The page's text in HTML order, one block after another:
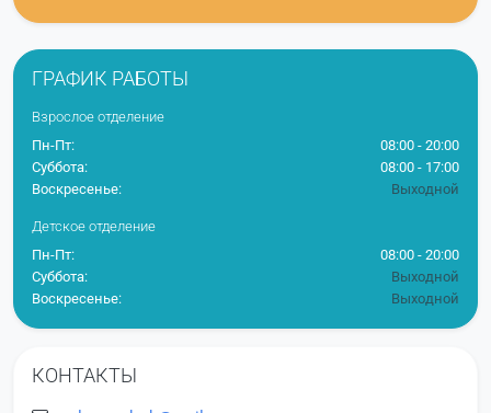
ГРАФИК РАБОТЫ
Взрослое отделение
Пн-Пт:
08:00 - 20:00
Суббота:
08:00 - 17:00
Воскресенье:
Выходной
Детское отделение
Пн-Пт:
08:00 - 20:00
Суббота:
Выходной
Воскресенье:
Выходной
КОНТАКТЫ